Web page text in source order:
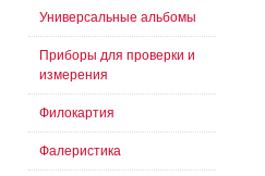
Универсальные альбомы
Приборы для проверки и
измерения
Филокартия
Фалеристика